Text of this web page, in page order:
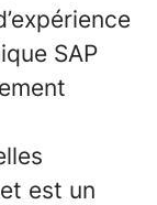
SAP
est un